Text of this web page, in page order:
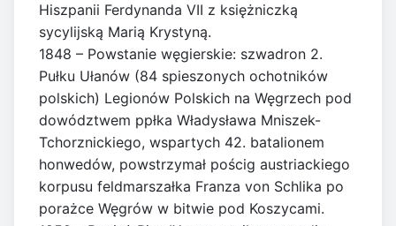
Hiszpanii Ferdynanda VII z księżniczką
sycylijską Marią Krystyną.
1848 – Powstanie węgierskie: szwadron 2.
Pułku Ułanów (84 spieszonych ochotników
polskich) Legionów Polskich na Węgrzech pod
dowództwem ppłka Władysława Mniszek-
Tchorznickiego, wspartych 42. batalionem
honwedów, powstrzymał pościg austriackiego
korpusu feldmarszałka Franza von Schlika po
porażce Węgrów w bitwie pod Koszycami.